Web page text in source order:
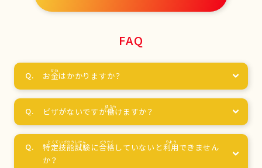
FAQ
お金はかかりますか？
ビザがないですが働けますか？
特定技能試験に合格 していないと利用 できません
か？